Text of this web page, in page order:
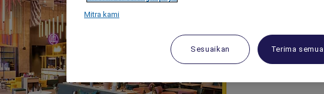
Mitra kami
Sesuaikan Terima semua